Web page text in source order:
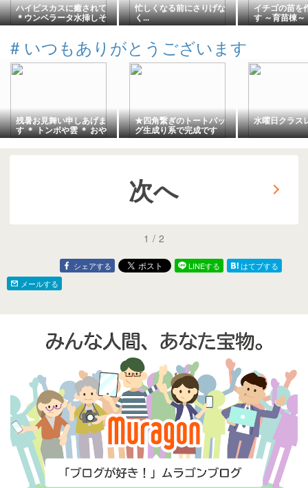
ハイビスカスに癒されて
＊ウンベラータ水挿しそ
の後
忙しくなる前にさりげな
く...
イチゴの苗を
す ～育苗棟～
# いつもありがとうございます
残暑お見舞い申しあげま
す ＊ トンボや雲 ＊ おや
つ
★四角繋ぎのトートバッ
グ生成り系で完成です
水曜日クラス
次へ
1 / 2
シェアする LINEする
はてブする
メールする